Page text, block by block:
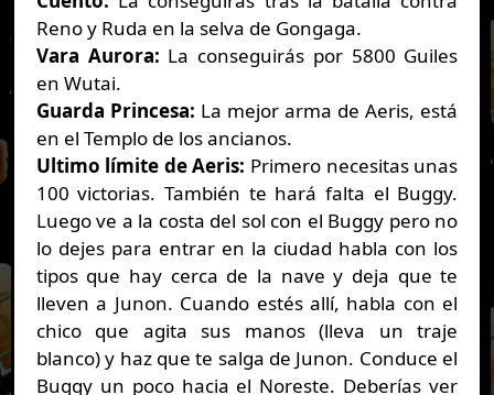
Reno y Ruda en la selva de Gongaga.
Vara Aurora: La conseguirás por 5800 Guiles
en Wutai.
Guarda Princesa: La mejor arma de Aeris, está
en el Templo de los ancianos.
Ultimo límite de Aeris: Primero necesitas unas
100 victorias. También te hará falta el Buggy.
Luego ve a la costa del sol con el Buggy pero no
lo dejes para entrar en la ciudad habla con los
tipos que hay cerca de la nave y deja que te
lleven a Junon. Cuando estés allí, habla con el
chico que agita sus manos (lleva un traje
blanco) y haz que te salga de Junon. Conduce el
Buggy un poco hacia el Noreste. Deberías ver